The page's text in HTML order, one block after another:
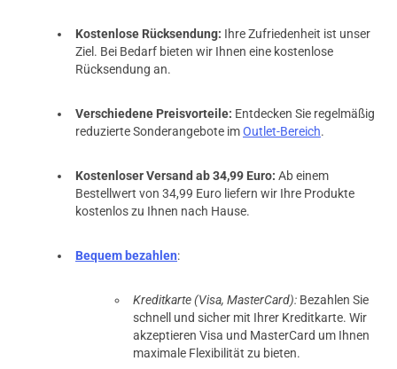
Kostenlose Rücksendung: Ihre Zufriedenheit ist unser
Ziel. Bei Bedarf bieten wir Ihnen eine kostenlose
Rücksendung an.
Verschiedene Preisvorteile: Entdecken Sie regelmäßig
reduzierte Sonderangebote imOutlet-Bereich.
Kostenloser Versand ab 34,99 Euro: Ab einem
Bestellwert von 34,99 Euro liefern wir Ihre Produkte
kostenlos zu Ihnen nach Hause.
Bequem bezahlen:
Kreditkarte (Visa, MasterCard): Bezahlen Sie
schnell und sicher mit Ihrer Kreditkarte. Wir
akzeptieren Visa und MasterCard um Ihnen
maximale Flexibilität zu bieten.